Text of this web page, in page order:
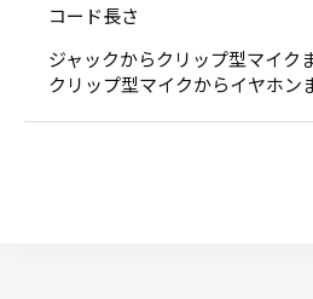
コード長さ
ジャックからクリップ型マイク
クリップ型マイクからイヤホン